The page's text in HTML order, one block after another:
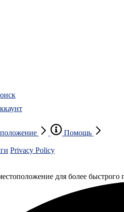
Помощь
Privacy Policy
для более быстрого